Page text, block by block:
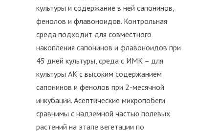
культуры и содержание в ней сапонинов,
фенолов и флавоноидов. Контрольная
среда подходит для совместного
накопления сапонинов и флавоноидов при
45 дней культуры, среда с ИМК – для
культуры АК с высоким содержанием
сапонинов и фенолов при 2-месячной
инкубации. Асептические микропобеги
сравнимы с надземной частью полевых
растений на этапе вегетации по